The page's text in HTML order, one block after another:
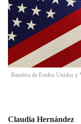
Bandera de Estdos Unidos y
Claudia Hernández